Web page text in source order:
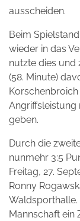
ausscheiden.
Beim
wieder in das
nutzte dies und
(58. Minute)
Angriffsleistung
geben.
Durch die
nunmehr 3:5
Freitag, 27.
Ronny
Waldsporthalle.
Mannschaft ein